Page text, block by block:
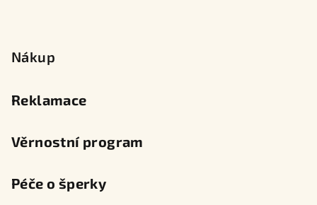
Nákup
Reklamace
Věrnostní program
Péče o šperky